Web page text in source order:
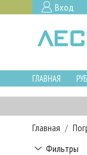
Вход
ГЛАВНАЯ
Главная
Фильтры